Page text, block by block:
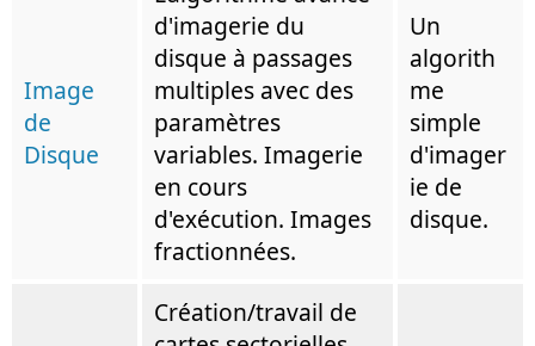
Image
de
Disque
d'imagerie du
disque à passages
multiples avec des
paramètres
variables. Imagerie
en cours
d'exécution. Images
fractionnées.
Un
algorith
me
simple
d'imager
ie de
disque.
Création/travail de